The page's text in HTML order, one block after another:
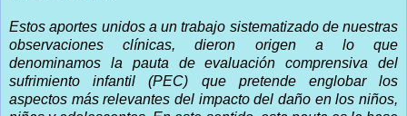
Estos aportes unidos a un trabajo sistematizado de nuestras
observaciones clínicas, dieron origen a lo que
denominamos la pauta de evaluación comprensiva del
sufrimiento infantil (PEC) que pretende englobar los
aspectos más relevantes del impacto del daño en los niños,